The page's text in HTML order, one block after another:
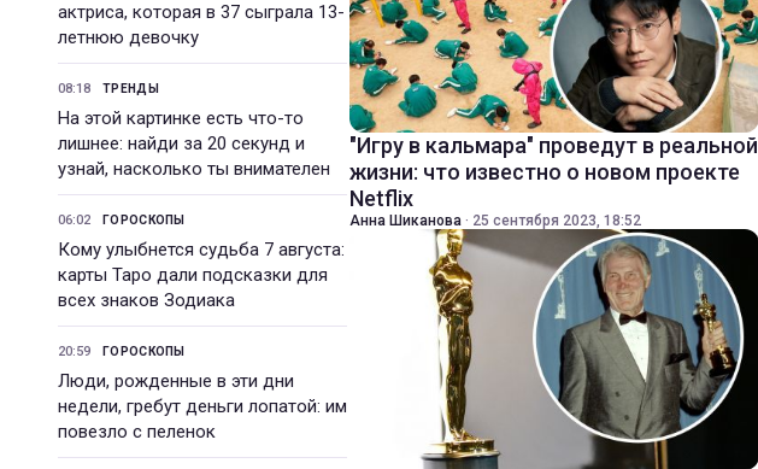
актриса, которая в 37 сыграла 13-
летнюю девочку
08:18 ТРЕНДЫ
На этой картинке есть что-то
лишнее: найди за 20 секунд и
узнай, насколько ты внимателен
06:02 ГОРОСКОПЫ
Кому улыбнется судьба 7 августа:
карты Таро дали подсказки для
всех знаков Зодиака
20:59 ГОРОСКОПЫ
Люди, рожденные в эти дни
недели, гребут деньги лопатой: им
повезло с пеленок
"Игру в кальмара" проведут в реальной
жизни: что известно о новом проекте
Netflix
Анна Шиканова · 25 сентября 2023, 18:52